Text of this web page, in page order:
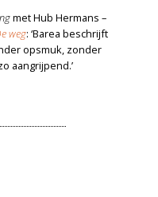
met Hub Hermans –
weg: ‘Barea beschrijft
opsmuk, zonder
aangrijpend.’